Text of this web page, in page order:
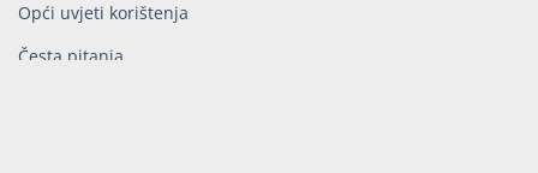
Opći uvjeti korištenja
Česta pitanja